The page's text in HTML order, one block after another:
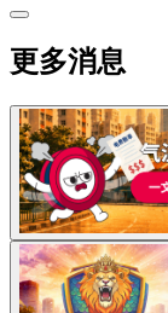
更多消息